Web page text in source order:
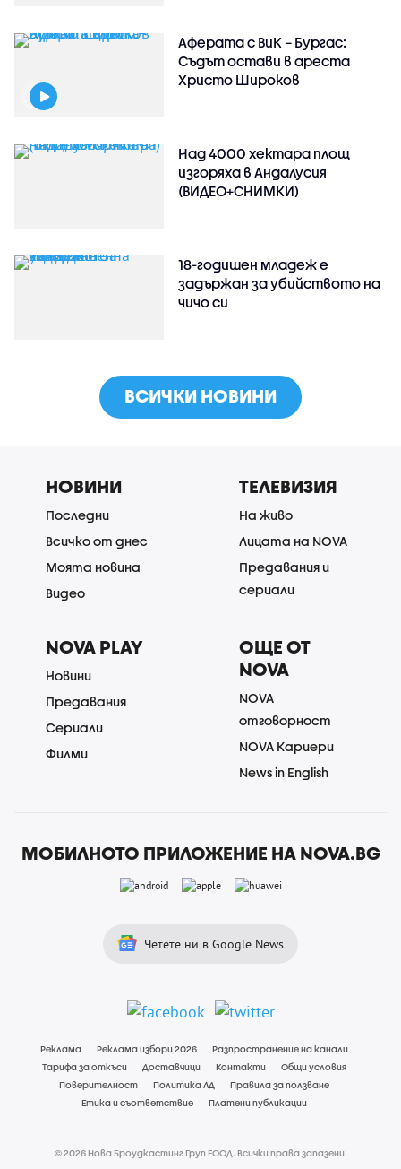
Аферата с ВиК – Бургас:
Съдът остави в ареста
Христо Широков
Над 4000 хектара площ
изгоряха в Андалусия
(ВИДЕО+СНИМКИ)
18-годишен младеж е
задържан за убийството на
чичо си
ВСИЧКИ НОВИНИ
НОВИНИ
Последни
Всичко от днес
Моята новина
Видео
ТЕЛЕВИЗИЯ
На живо
Лицата на NOVA
Предавания и
сериали
NOVA PLAY
Новини
Предавания
Сериали
Филми
ОЩЕ ОТ
NOVA
NOVA
отговорност
NOVA Кариери
News in English
МОБИЛНОТО ПРИЛОЖЕНИЕ НА NOVA.BG
Четете ни в Google News
Реклама Реклама избори 2026
Разпространение на канали
Тарифа за откъси
Доставчици Контакти
Общи условия
Поверителност
Политика ЛД
Правила за ползване
Етика и съответствие
Платени публикации
© 2026 Нова Броудкастинг Груп ЕООД. Всички права запазени.